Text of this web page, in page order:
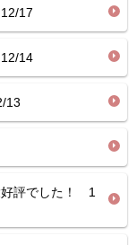
17
14
13
好評でした！ 1